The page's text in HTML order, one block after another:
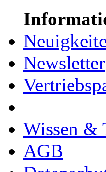
Newsletter
Wissen &
AGB